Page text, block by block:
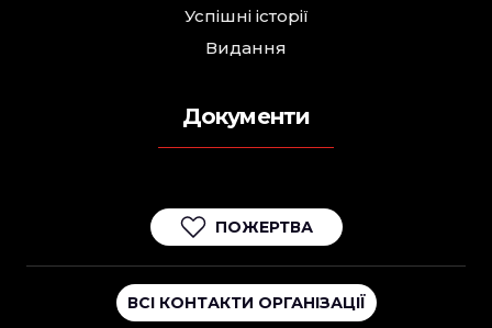
Успішні історії
Видання
Документи
ПОЖЕРТВА
ВСІ КОНТАКТИ ОРГАНІЗАЦІЇ